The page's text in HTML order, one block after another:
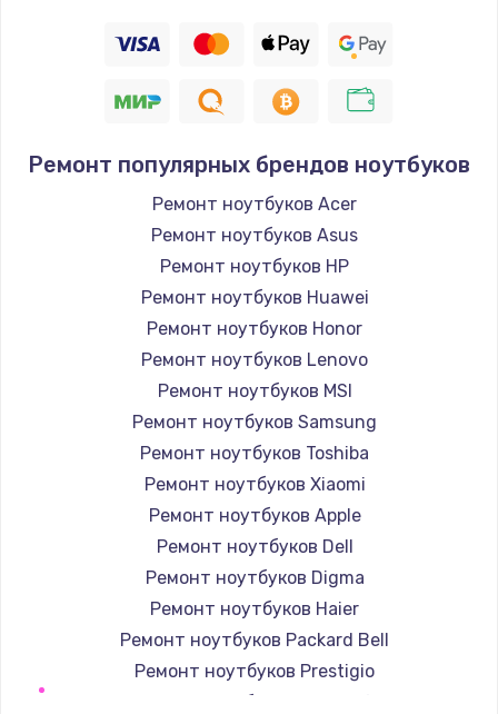
Ремонт популярных брендов ноутбуков
Ремонт ноутбуков Acer
Ремонт ноутбуков Asus
Ремонт ноутбуков HP
Ремонт ноутбуков Huawei
Ремонт ноутбуков Honor
Ремонт ноутбуков Lenovo
Ремонт ноутбуков MSI
Ремонт ноутбуков Samsung
Ремонт ноутбуков Toshiba
Ремонт ноутбуков Xiaomi
Ремонт ноутбуков Apple
Ремонт ноутбуков Dell
Ремонт ноутбуков Digma
Ремонт ноутбуков Haier
Ремонт ноутбуков Packard Bell
Ремонт ноутбуков Prestigio
Ремонт ноутбуков Microsoft